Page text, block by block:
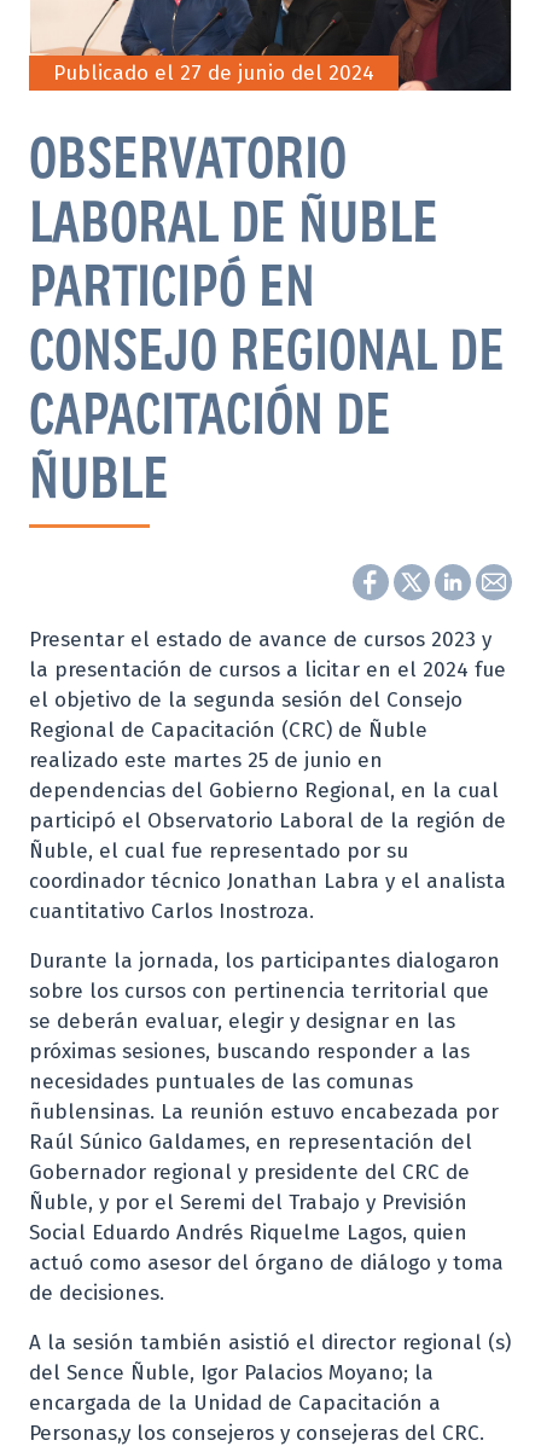
Publicado el 27 de junio del 2024
OBSERVATORIO
LABORAL DE ÑUBLE
PARTICIPÓ EN
CONSEJO REGIONAL DE
CAPACITACIÓN DE
ÑUBLE
Presentar el estado de avance de cursos 2023 y
la presentación de cursos a licitar en el 2024 fue
el objetivo de la segunda sesión del Consejo
Regional de Capacitación (CRC) de Ñuble
realizado este martes 25 de junio en
dependencias del Gobierno Regional, en la cual
participó el Observatorio Laboral de la región de
Ñuble, el cual fue representado por su
coordinador técnico Jonathan Labra y el analista
cuantitativo Carlos Inostroza.
Durante la jornada, los participantes dialogaron
sobre los cursos con pertinencia territorial que
se deberán evaluar, elegir y designar en las
próximas sesiones, buscando responder a las
necesidades puntuales de las comunas
ñublensinas. La reunión estuvo encabezada por
Raúl Súnico Galdames, en representación del
Gobernador regional y presidente del CRC de
Ñuble, y por el Seremi del Trabajo y Previsión
Social Eduardo Andrés Riquelme Lagos, quien
actuó como asesor del órgano de diálogo y toma
de decisiones.
A la sesión también asistió el director regional (s)
del Sence Ñuble, Igor Palacios Moyano; la
encargada de la Unidad de Capacitación a
Personas,y los consejeros y consejeras del CRC.